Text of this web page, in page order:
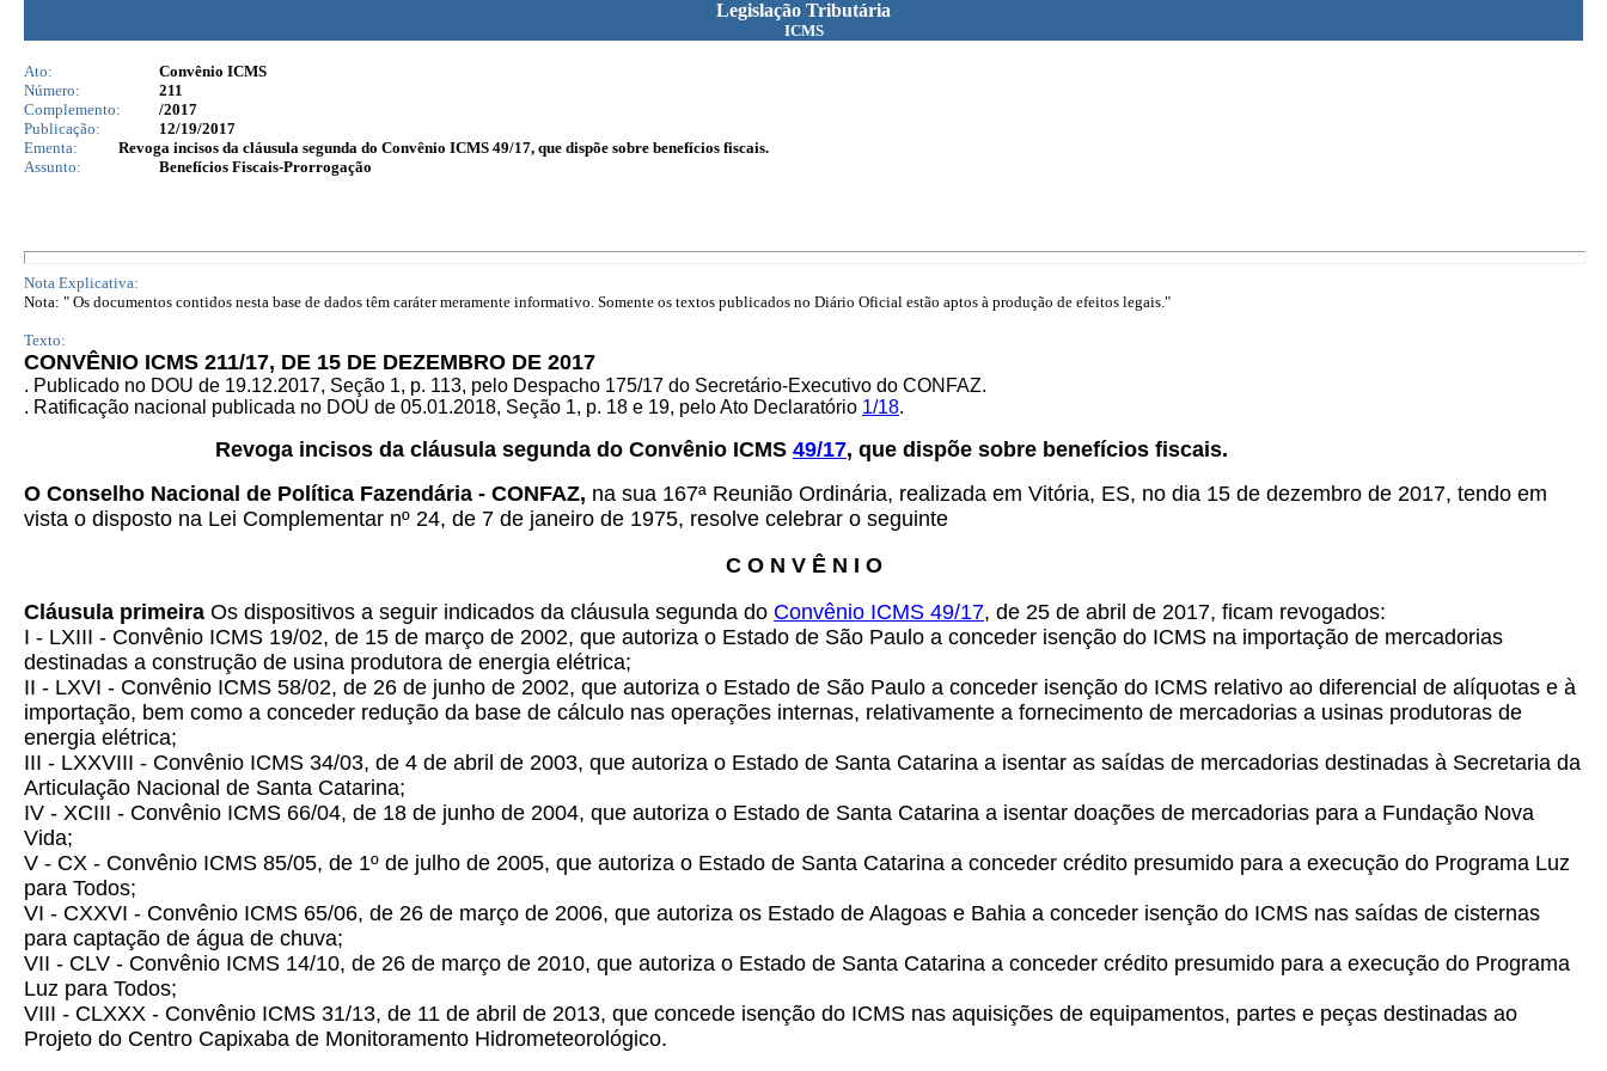
Legislação Tributária
ICMS
Ato:
Convênio ICMS
Número:
211
Complemento:
/2017
Publicação:
12/19/2017
Ementa:
Revoga incisos da cláusula segunda do Convênio ICMS 49/17, que dispõe sobre benefícios fiscais.
Assunto:
Benefícios Fiscais-Prorrogação
Nota Explicativa:
Nota: " Os documentos contidos nesta base de dados têm caráter meramente informativo. Somente os textos publicados no Diário Oficial estão aptos à produção de efeitos legais."
Texto:
CONVÊNIO ICMS 211/17, DE 15 DE DEZEMBRO DE 2017
. Publicado no DOU de 19.12.2017, Seção 1, p. 113, pelo Despacho 175/17 do Secretário-Executivo do CONFAZ.
. Ratificação nacional publicada no DOU de 05.01.2018, Seção 1, p. 18 e 19, pelo Ato Declaratório 1/18.
Revoga incisos da cláusula segunda do Convênio ICMS 49/17, que dispõe sobre benefícios fiscais.
O Conselho Nacional de Política Fazendária - CONFAZ, na sua 167ª Reunião Ordinária, realizada em Vitória, ES, no dia 15 de dezembro de 2017, tendo em
vista o disposto na Lei Complementar nº 24, de 7 de janeiro de 1975, resolve celebrar o seguinte
C O N V Ê N I O
Cláusula primeira Os dispositivos a seguir indicados da cláusula segunda do Convênio ICMS 49/17, de 25 de abril de 2017, ficam revogados:
I - LXIII - Convênio ICMS 19/02, de 15 de março de 2002, que autoriza o Estado de São Paulo a conceder isenção do ICMS na importação de mercadorias
destinadas a construção de usina produtora de energia elétrica;
II - LXVI - Convênio ICMS 58/02, de 26 de junho de 2002, que autoriza o Estado de São Paulo a conceder isenção do ICMS relativo ao diferencial de alíquotas e à
importação, bem como a conceder redução da base de cálculo nas operações internas, relativamente a fornecimento de mercadorias a usinas produtoras de
energia elétrica;
III - LXXVIII - Convênio ICMS 34/03, de 4 de abril de 2003, que autoriza o Estado de Santa Catarina a isentar as saídas de mercadorias destinadas à Secretaria da
Articulação Nacional de Santa Catarina;
IV - XCIII - Convênio ICMS 66/04, de 18 de junho de 2004, que autoriza o Estado de Santa Catarina a isentar doações de mercadorias para a Fundação Nova
Vida;
V - CX - Convênio ICMS 85/05, de 1º de julho de 2005, que autoriza o Estado de Santa Catarina a conceder crédito presumido para a execução do Programa Luz
para Todos;
VI - CXXVI - Convênio ICMS 65/06, de 26 de março de 2006, que autoriza os Estado de Alagoas e Bahia a conceder isenção do ICMS nas saídas de cisternas
para captação de água de chuva;
VII - CLV - Convênio ICMS 14/10, de 26 de março de 2010, que autoriza o Estado de Santa Catarina a conceder crédito presumido para a execução do Programa
Luz para Todos;
VIII - CLXXX - Convênio ICMS 31/13, de 11 de abril de 2013, que concede isenção do ICMS nas aquisições de equipamentos, partes e peças destinadas ao
Projeto do Centro Capixaba de Monitoramento Hidrometeorológico.